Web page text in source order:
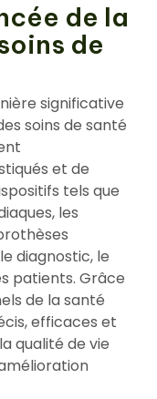
de la
de
significative
soins de santé
et de
tels que
les
diagnostic, le
patients. Grâce
de la santé
efficaces et
qualité de vie